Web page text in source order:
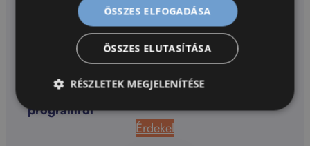
Újpest TV riport a Bilingual óvodai
programról
Érdekel
ÖSSZES ELFOGADÁSA
ÖSSZES ELUTASÍTÁSA
RÉSZLETEK MEGJELENÍTÉSE